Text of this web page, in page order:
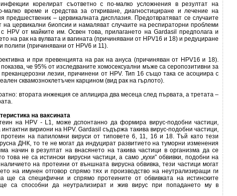
корелират съответно с по-малко усложнения в резултат на
малко време и средства за откриване, диагностициране и лечение на
предшественик – цервикалната дисплазия. Предотвратяват се случаите
на цервикални биопсии и намаляват случаите на респираторни проблеми
HPV от майките им. Освен това, прилагането на Gardasil предполага и
на рак на вулвата и вагината (причинявани от HPV16 и 18) и редуциране
полипи (причинявани от HPV6 и 11).
и при превенцията на рак на ануса (причиняван от HPV16 и 18).
че 95% от изследваните хомосексуални мъже са серопозитивни за
преканцерозни лезии, причинени от HPV. Тип 16 също така се асоциира с
сквамозноклетъчен карцином (вид рак на гърлото).
втората инжекция се аплицира два месеца след първата, а третата –
на ваксината
на HPV - L1, може дспонтанно да формира вирус-подобни частици,
вириони на HPV. Gardasil съдържа такива вирус-подобни частици,
на папиломни вируси от типовете 6, 11, 16 и 18. Тъй като тези
ДНК, то те не могат да индуцират развитието на туморни изменения
начин в резултат на внасянето на такива частици в организма да се
това не са истински вирусни частици, а само „кухи” обвивки, подобни на
на протеини от външната вирусна обвивка, тези частици могат
на имунен отговор спрямо тях и производство на неутрализиращи ги
ще са специфични и спрямо протеините от обвивката на истинските
са способни да неутрализират и жив вирус при попадането му в